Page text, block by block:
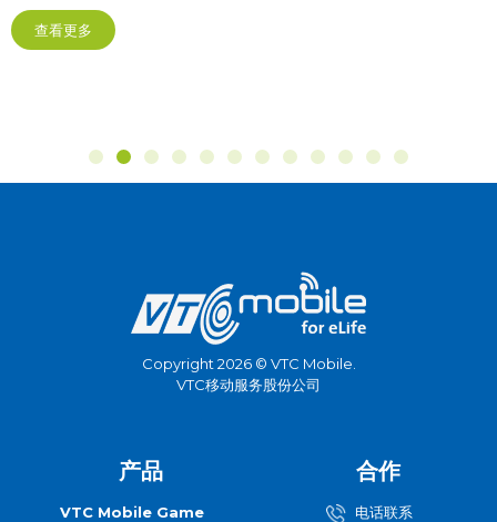
查看更多
Copyright 2026 © VTC Mobile.
VTC移动服务股份公司
产品
VTC Mobile Game
合作
电话联系